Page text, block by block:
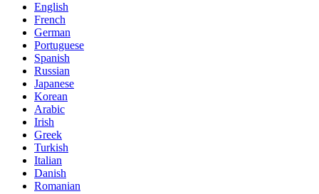
English
French
German
Portuguese
Spanish
Russian
Japanese
Korean
Arabic
Irish
Greek
Turkish
Italian
Danish
Romanian